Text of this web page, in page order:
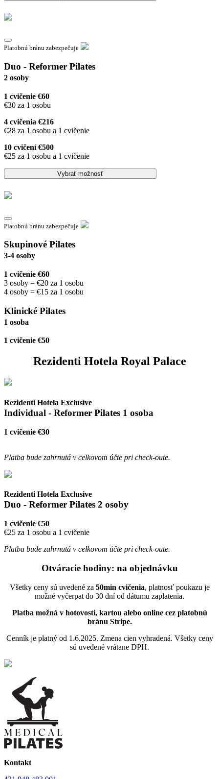
Platobnú bránu zabezpečuje
Duo - Reformer Pilates
2 osoby
1 cvičenie €60
€30 za 1 osobu
4 cvičenia €216
€28 za 1 osobu a 1 cvičenie
10 cvičení €500
€25 za 1 osobu a 1 cvičenie
Vybrať možnosť
Platobnú bránu zabezpečuje
Skupinové Pilates
3-4 osoby
1 cvičenie €60
3 osoby = €20 za 1 osobu
4 osoby = €15 za 1 osobu
Klinické Pilates
1 osoba
1 cvičenie €50
Rezidenti Hotela Royal Palace
Rezidenti Hotela Exclusive
Individual - Reformer Pilates 1 osoba
1 cvičenie €30
Platba bude zahrnutá v celkovom účte pri check-oute.
Rezidenti Hotela Exclusive
Duo - Reformer Pilates 2 osoby
1 cvičenie €50
€25 za 1 osobu a 1 cvičenie
Platba bude zahrnutá v celkovom účte pri check-oute.
Otváracie hodiny: na objednávku
Všetky ceny sú uvedené za 50min cvičenia, platnosť poukazu je
možné vyčerpat do 30 dní od dátumu zaplatenia.
Platba možná v hotovosti, kartou alebo online cez platobnú
bránu Stripe.
Cenník je platný od 1.6.2025. Zmena cien vyhradená. Všetky ceny
sú uvedené vrátane DPH.
Kontakt